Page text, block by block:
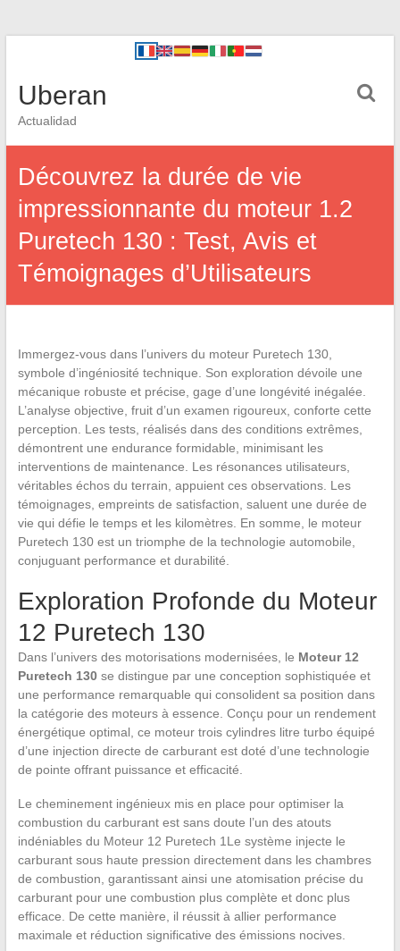
Uberan
Actualidad
Découvrez la durée de vie
impressionnante du moteur 1.2
Puretech 130 : Test, Avis et
Témoignages d’Utilisateurs
Immergez-vous dans l’univers du moteur Puretech 130,
symbole d’ingéniosité technique. Son exploration dévoile une
mécanique robuste et précise, gage d’une longévité inégalée.
L’analyse objective, fruit d’un examen rigoureux, conforte cette
perception. Les tests, réalisés dans des conditions extrêmes,
démontrent une endurance formidable, minimisant les
interventions de maintenance. Les résonances utilisateurs,
véritables échos du terrain, appuient ces observations. Les
témoignages, empreints de satisfaction, saluent une durée de
vie qui défie le temps et les kilomètres. En somme, le moteur
Puretech 130 est un triomphe de la technologie automobile,
conjuguant performance et durabilité.
Exploration Profonde du Moteur
12 Puretech 130
Dans l’univers des motorisations modernisées, le Moteur 12
Puretech 130se distingue par une conception sophistiquée et
une performance remarquable qui consolident sa position dans
la catégorie des moteurs à essence. Conçu pour un rendement
énergétique optimal, ce moteur trois cylindres litre turbo équipé
d’une injection directe de carburant est doté d’une technologie
de pointe offrant puissance et efficacité.
Le cheminement ingénieux mis en place pour optimiser la
combustion du carburant est sans doute l’un des atouts
indéniables du Moteur 12 Puretech 1Le système injecte le
carburant sous haute pression directement dans les chambres
de combustion, garantissant ainsi une atomisation précise du
carburant pour une combustion plus complète et donc plus
efficace. De cette manière, il réussit à allier performance
maximale et réduction significative des émissions nocives.